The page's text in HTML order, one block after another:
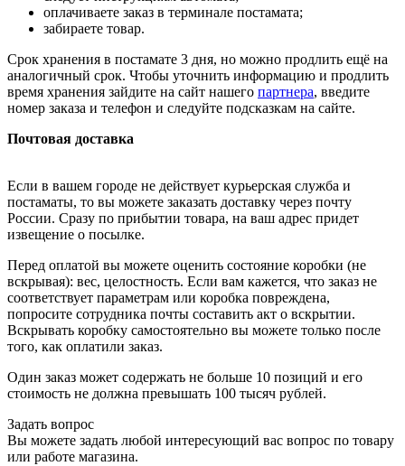
оплачиваете заказ в терминале постамата;
забираете товар.
Срок хранения в постамате 3 дня, но можно продлить ещё на
аналогичный срок. Чтобы уточнить информацию и продлить
время хранения зайдите на сайт нашего партнера, введите
номер заказа и телефон и следуйте подсказкам на сайте.
Почтовая доставка
Если в вашем городе не действует курьерская служба и
постаматы, то вы можете заказать доставку через почту
России. Сразу по прибытии товара, на ваш адрес придет
извещение о посылке.
Перед оплатой вы можете оценить состояние коробки (не
вскрывая): вес, целостность. Если вам кажется, что заказ не
соответствует параметрам или коробка повреждена,
попросите сотрудника почты составить акт о вскрытии.
Вскрывать коробку самостоятельно вы можете только после
того, как оплатили заказ.
Один заказ может содержать не больше 10 позиций и его
стоимость не должна превышать 100 тысяч рублей.
Задать вопрос
Вы можете задать любой интересующий вас вопрос по товару
или работе магазина.